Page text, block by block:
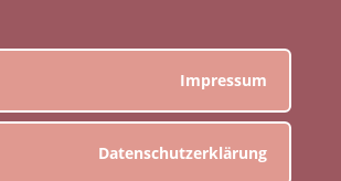
Impressum
Datenschutzerklärung